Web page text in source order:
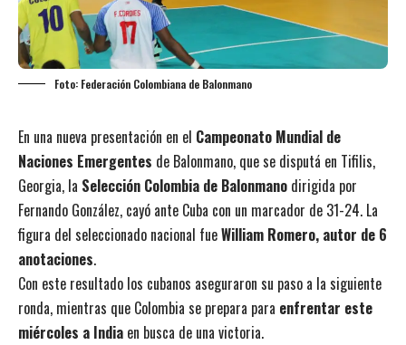
Foto: Federación Colombiana de Balonmano
En una nueva presentación en el Campeonato Mundial de
Naciones Emergentes de Balonmano, que se disputá en Tifilis,
Georgia, la Selección Colombia de Balonmano dirigida por
Fernando González, cayó ante Cuba con un marcador de 31-24. La
figura del seleccionado nacional fueWilliam Romero, autor de 6
anotaciones.
Con este resultado los cubanos aseguraron su paso a la siguiente
ronda, mientras que Colombia se prepara para enfrentar este
miércoles a India en busca de una victoria.